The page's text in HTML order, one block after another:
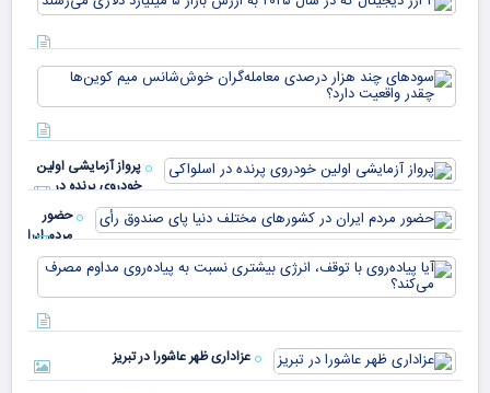
پرواز آزمایشی اولین
خودروی پرنده در
اسلواکی
حضور
مردم ایران
در
کشورهای
مختلف
دنیا پای
صندوق
عزاداری ظهر عاشورا در تبریز